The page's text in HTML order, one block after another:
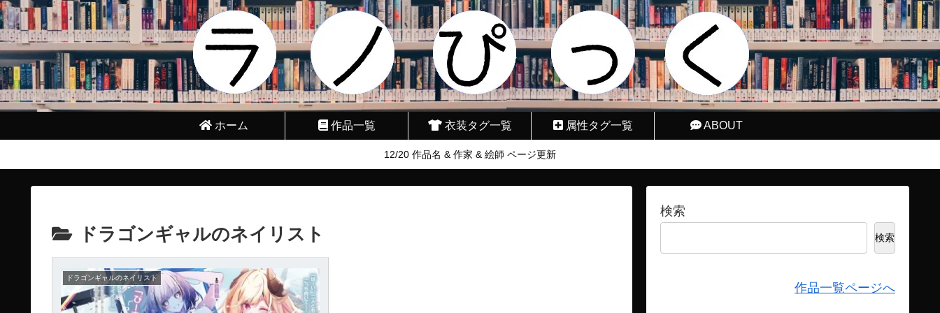
ホーム 作品一覧 衣装タグ一覧 属性タグ一覧 ABOUT
12/20 作品名 & 作家 & 絵師 ページ更新
ドラゴンギャルのネイリスト
ドラゴンギャルのネイリスト
検索
検索
作品一覧ページへ